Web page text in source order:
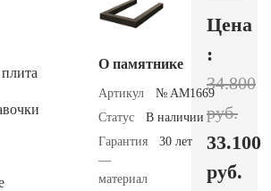
О памятнике
Артикул
№ AM1669
Статус
В наличии
Гарантия
—
материал
30 лет
Цена
:
34.800
руб.
33.100
руб.